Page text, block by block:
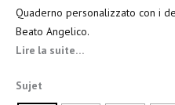
Quaderno personalizzato con i
Beato Angelico.
Lire la suite…
Sujet